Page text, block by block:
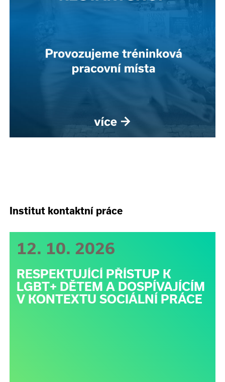
Institut kontaktní práce
12. 10. 2026
RESPEKTUJÍCÍ PŘÍSTUP K
LGBT+ DĚTEM A DOSPÍVAJÍCÍM
V KONTEXTU SOCIÁLNÍ PRÁCE